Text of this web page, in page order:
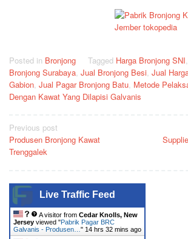
Posted in Bronjong Tagged Harga Bronjong SNI,
Bronjong Surabaya, Jual Bronjong Besi, Jual
Gabion, Jual Pagar Bronjong Batu, Metode
Dengan Kawat Yang Dilapisi Galvanis
Post
navigation
Previous post
Produsen Bronjong Kawat
Trenggalek
Live Traffic Feed
A visitor from Cedar Knolls, New
Jersey viewed "Pabrik Pagar BRC
Galvanis - Produsen…" 14 hrs 32 mins ago